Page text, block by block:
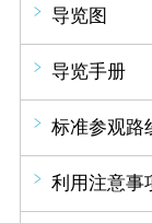
导览图
导览手册
标准参观路
利用注意事